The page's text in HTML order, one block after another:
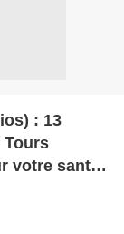
: 13
Tours
votre santé/
Jean